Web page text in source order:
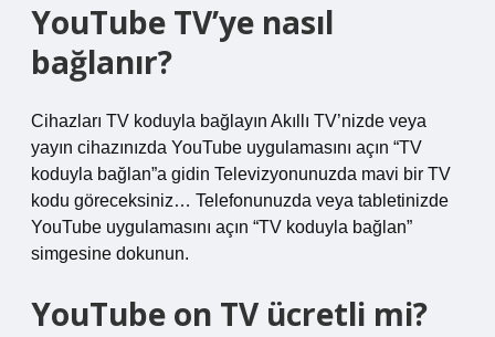
YouTube TV’ye nasıl
bağlanır?
Cihazları TV koduyla bağlayın Akıllı TV’nizde veya
yayın cihazınızda YouTube uygulamasını açın “TV
koduyla bağlan”a gidin Televizyonunuzda mavi bir TV
kodu göreceksiniz… Telefonunuzda veya tabletinizde
YouTube uygulamasını açın “TV koduyla bağlan”
simgesine dokunun.
YouTube on TV ücretli mi?